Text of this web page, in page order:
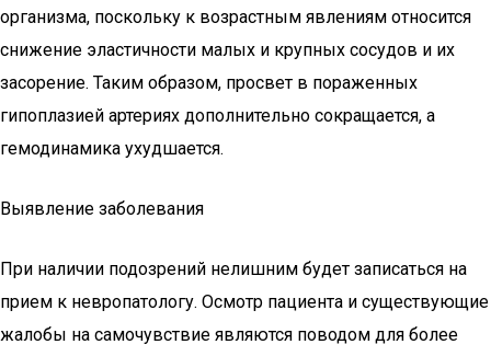
организма, поскольку к возрастным явлениям относится
снижение эластичности малых и крупных сосудов и их
засорение. Таким образом, просвет в пораженных
гипоплазией артериях дополнительно сокращается, а
гемодинамика ухудшается.
Выявление заболевания
При наличии подозрений нелишним будет записаться на
прием к невропатологу. Осмотр пациента и существующие
жалобы на самочувствие являются поводом для более